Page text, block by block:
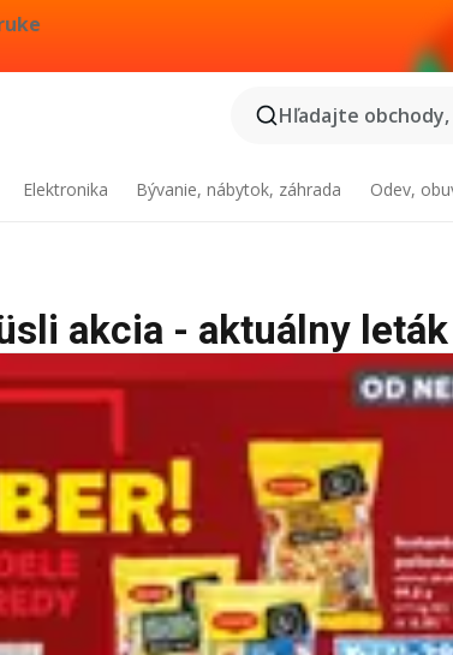
Hľadajte
Elektronika Bývanie, nábytok, záhrada Odev,
akcia - aktuálny leták